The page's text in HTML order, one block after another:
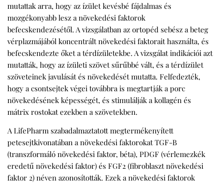
mutattak arra, hogy az ízület kevésbé fájdalmas és
mozgékonyabb lesz a növekedési faktorok
befecskendezésétől. A vizsgálatban az ortopéd sebész a beteg
vérplazmájából koncentrált növekedési faktorait használta, és
befecskendezte őket a térdízületekbe. A vizsgálat indikációi azt
mutatták, hogy az ízületi szövet sűrűbbé vált, és a térdízület
szöveteinek javulását és növekedését mutatta. Felfedezték,
hogy a csontsejtek végei továbbra is megtartják a porc
növekedésének képességét, és stimulálják a kollagén és
mátrix rostokat ezekben a szövetekben.
A LifePharm szabadalmaztatott megtermékenyített
petesejtkivonatában a növekedési faktorokat TGF-B
(transzformáló növekedési faktor, béta), PDGF (vérlemezkék
eredetű növekedési faktor) és FGF2 (fibroblaszt növekedési
faktor 2) néven azonosították. Ezek a növekedési faktorok